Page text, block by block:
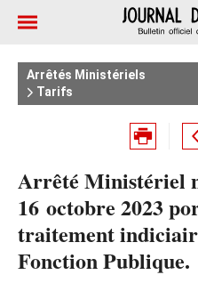
Arrêtés Ministériels
Tarifs
Arrêté Ministériel
16 octobre 2023
traitement
Fonction Publique.